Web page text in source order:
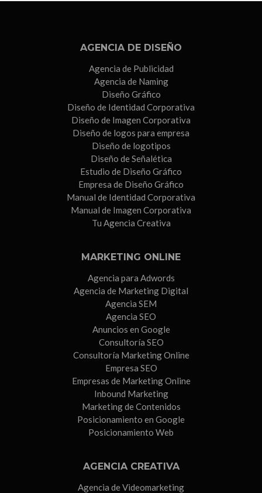
AGENCIA DE DISEÑO
Agencia de Publicidad
Agencia de Naming
Diseño Gráfico
Diseño de Identidad Corporativa
Diseño de Imagen Corporativa
Diseño de logos para empresa
Diseño de logotipos
Diseño de Señalética
Estudio de Diseño Gráfico
Empresa de Diseño Gráfico
Manual de Identidad Corporativa
Manual de Imagen Corporativa
Tu Agencia Creativa
MARKETING ONLINE
Agencia para Adwords
Agencia de Marketing Digital
Agencia SEM
Agencia SEO
Anuncios en Google
Consultoría SEO
Consultoría Marketing Online
Empresa SEO
Empresas de Marketing Online
Inbound Marketing
Marketing de Contenidos
Posicionamiento en Google
Posicionamiento Web
AGENCIA CREATIVA
Agencia de Videomarketing